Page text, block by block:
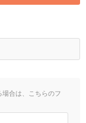
合は、こちらのフ